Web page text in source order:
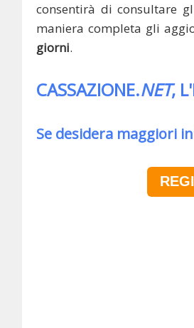
consentirà di consultare
maniera completa gli
giorni.
CASSAZIONE.NET,
Se desidera maggiori